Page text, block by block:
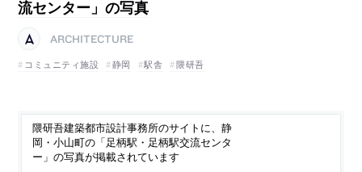
流センター」の写真
ARCHITECTURE
コミュニティ施設
静岡 駅舎 隈研吾
隈研吾建築都市設計事務所のサイトに、静
岡・小山町の「足柄駅・足柄駅交流センタ
ー」の写真が掲載されています